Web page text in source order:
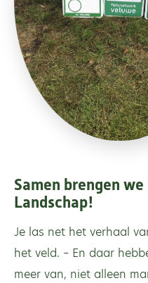
Samen brengen
Landschap!
Je las net het verhaal
het veld. – En daar
meer van, niet alleen